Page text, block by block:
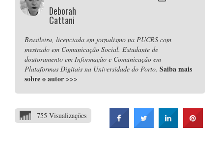
Deborah
Cattani
Brasileira, licenciada em jornalismo na PUCRS com
mestrado em Comunicação Social. Estudante de
doutoramento em Informação e Comunicação em
Plataformas Digitais na Universidade do Porto. Saiba mais
sobre o autor >>>
755 Visualizações